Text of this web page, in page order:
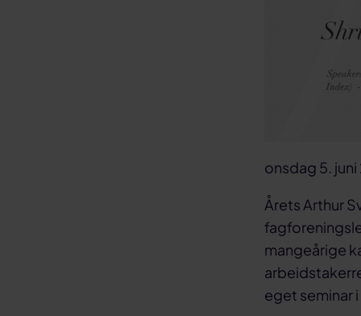
onsdag 5. juni
Årets Arthur
mangeårige
eget seminar